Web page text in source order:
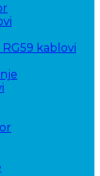
kablovi